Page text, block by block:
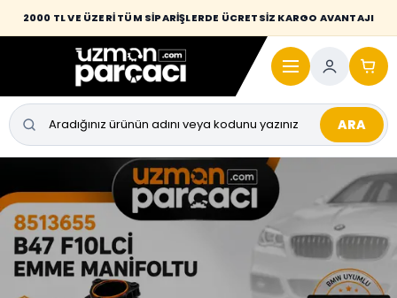
2000 TL VE ÜZERİ TÜM SİPARİŞLERDE ÜCRETSİZ KARGO AVANTAJI
ARA